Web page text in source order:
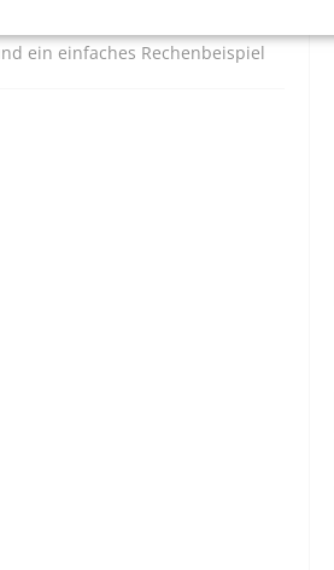
ein einfaches Rechenbeispiel